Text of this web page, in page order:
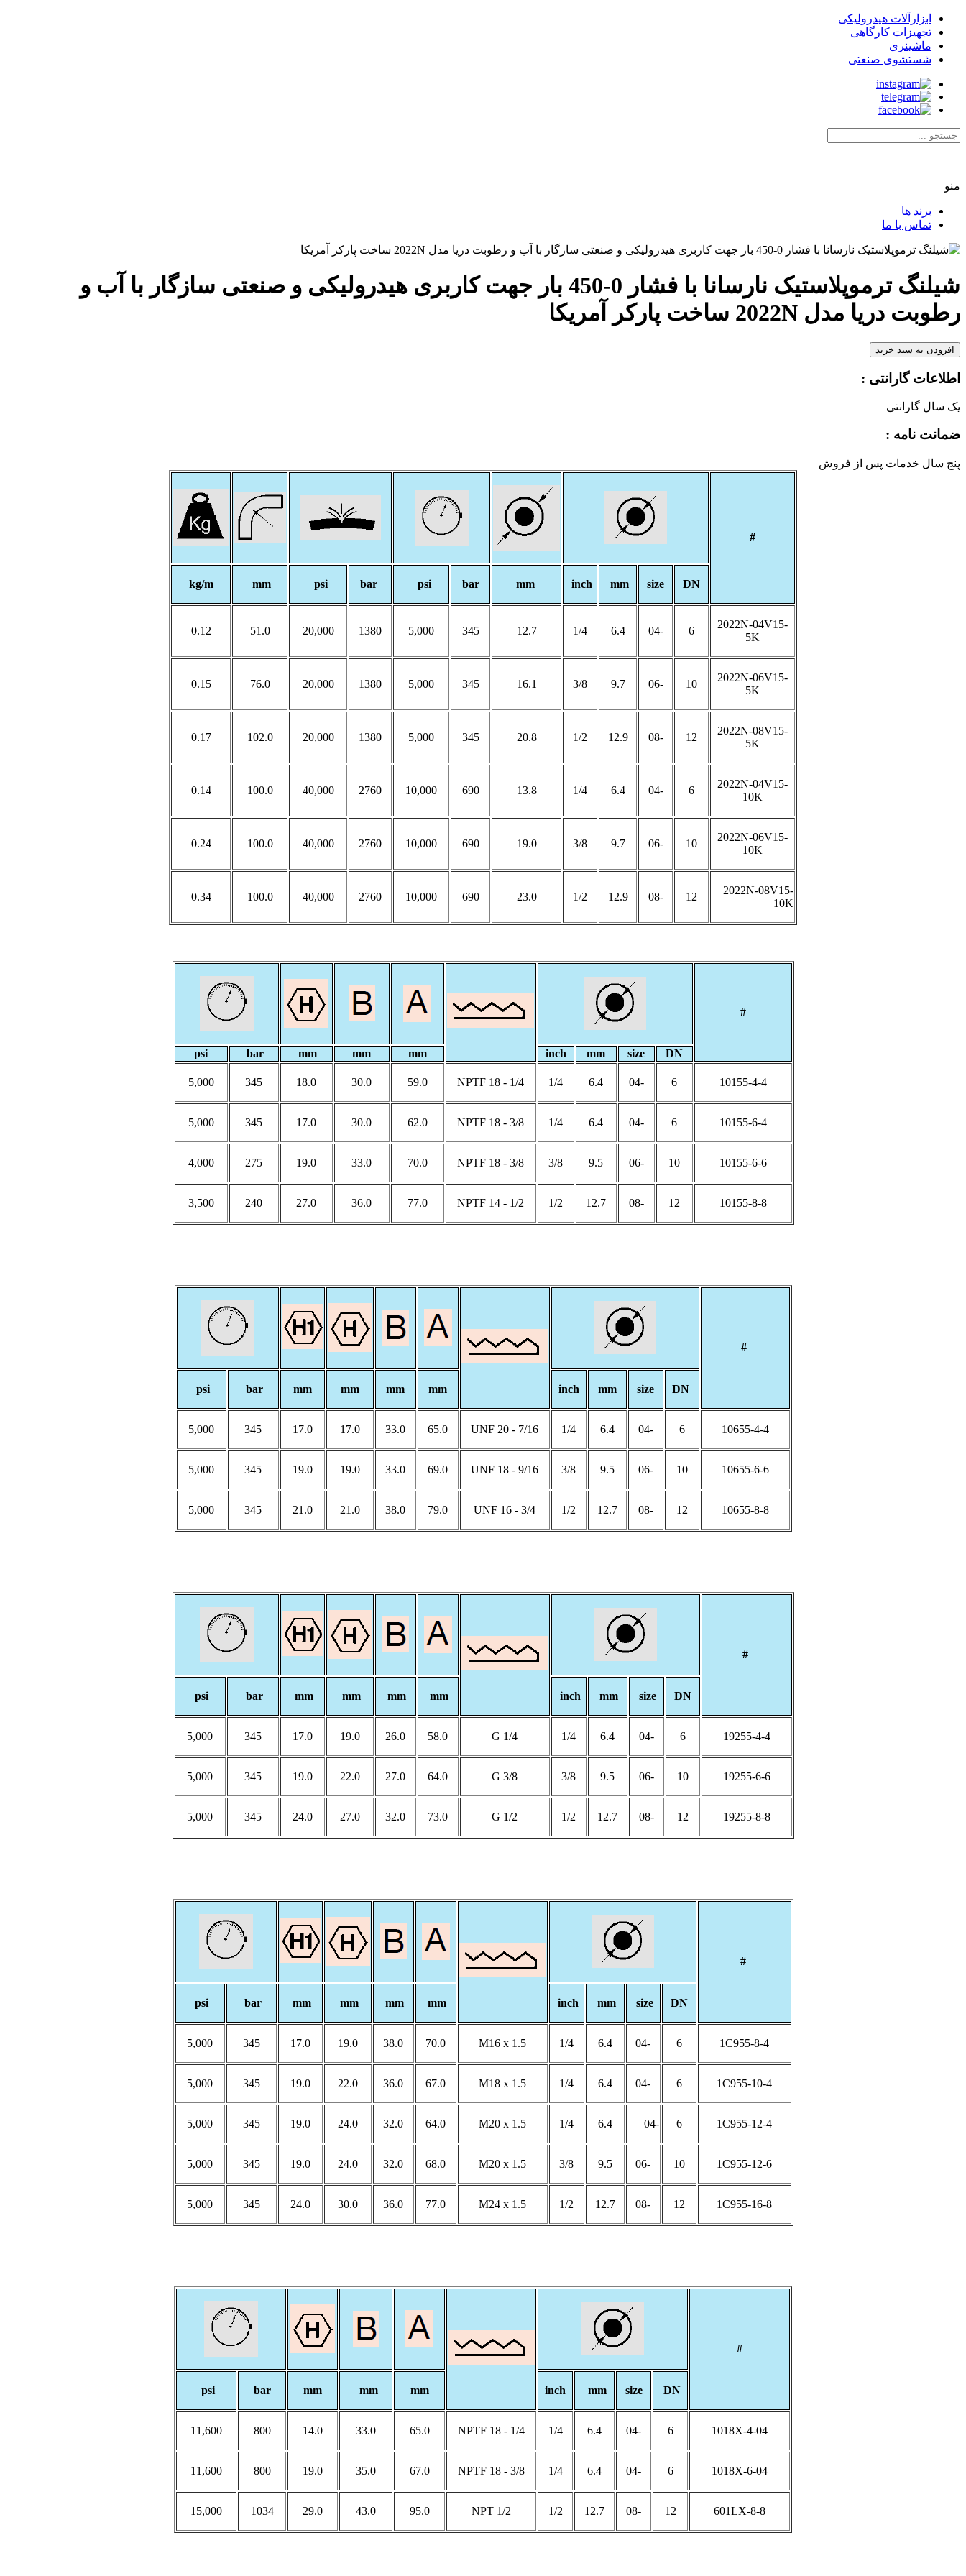
ابزارآلات هیدرولیکی
تجهیزات کارگاهی
ماشینری
شستشوی صنعتی
منو
برند ها
تماس با ما
شیلنگ ترموپلاستیک نارسانا با فشار 0-450 بار جهت کاربری هیدرولیکی و صنعتی سازگار با آب و
رطوبت دریا مدل 2022N ساخت پارکر آمریکا
افزودن به سبد خرید
اطلاعات گارانتی :
یک سال گارانتی
ضمانت نامه :
پنج سال خدمات پس از فروش
#
DN
size
mm
inch
mm
bar
psi
bar
psi
mm
kg/m
2022N-04V15-
5K
6
-04
6.4
1/4
12.7
345
5,000
1380
20,000
51.0
0.12
2022N-06V15-
5K
10
-06
9.7
3/8
16.1
345
5,000
1380
20,000
76.0
0.15
2022N-08V15-
5K
12
-08
12.9
1/2
20.8
345
5,000
1380
20,000
102.0
0.17
2022N-04V15-
10K
6
-04
6.4
1/4
13.8
690
10,000
2760
40,000
100.0
0.14
2022N-06V15-
10K
10
-06
9.7
3/8
19.0
690
10,000
2760
40,000
100.0
0.24
2022N-08V15-
10K
12
-08
12.9
1/2
23.0
690
10,000
2760
40,000
100.0
0.34
#
DN
size
mm
inch
mm
mm
mm
bar
psi
10155-4-4
6
-04
6.4
1/4
1/4 - 18 NPTF
59.0
30.0
18.0
345
5,000
10155-6-4
6
-04
6.4
1/4
3/8 - 18 NPTF
62.0
30.0
17.0
345
5,000
10155-6-6
10
-06
9.5
3/8
3/8 - 18 NPTF
70.0
33.0
19.0
275
4,000
10155-8-8
12
-08
12.7
1/2
1/2 - 14 NPTF
77.0
36.0
27.0
240
3,500
#
DN
size
mm
inch
mm
mm
mm
mm
bar
psi
10655-4-4
6
-04
6.4
1/4
7/16 - 20 UNF
65.0
33.0
17.0
17.0
345
5,000
10655-6-6
10
-06
9.5
3/8
9/16 - 18 UNF
69.0
33.0
19.0
19.0
345
5,000
10655-8-8
12
-08
12.7
1/2
3/4 - 16 UNF
79.0
38.0
21.0
21.0
345
5,000
#
DN
size
mm
inch
mm
mm
mm
mm
bar
psi
19255-4-4
6
-04
6.4
1/4
G 1/4
58.0
26.0
19.0
17.0
345
5,000
19255-6-6
10
-06
9.5
3/8
G 3/8
64.0
27.0
22.0
19.0
345
5,000
19255-8-8
12
-08
12.7
1/2
G 1/2
73.0
32.0
27.0
24.0
345
5,000
#
DN
size
mm
inch
mm
mm
mm
mm
bar
psi
1C955-8-4
6
-04
6.4
1/4
M16 x 1.5
70.0
38.0
19.0
17.0
345
5,000
1C955-10-4
6
-04
6.4
1/4
M18 x 1.5
67.0
36.0
22.0
19.0
345
5,000
1C955-12-4
6
-04
6.4
1/4
M20 x 1.5
64.0
32.0
24.0
19.0
345
5,000
1C955-12-6
10
-06
9.5
3/8
M20 x 1.5
68.0
32.0
24.0
19.0
345
5,000
1C955-16-8
12
-08
12.7
1/2
M24 x 1.5
77.0
36.0
30.0
24.0
345
5,000
#
DN
size
mm
inch
mm
mm
mm
bar
psi
1018X-4-04
6
-04
6.4
1/4
1/4 - 18 NPTF
65.0
33.0
14.0
800
11,600
1018X-6-04
6
-04
6.4
1/4
3/8 - 18 NPTF
67.0
35.0
19.0
800
11,600
601LX-8-8
12
-08
12.7
1/2
1/2 NPT
95.0
43.0
29.0
1034
15,000